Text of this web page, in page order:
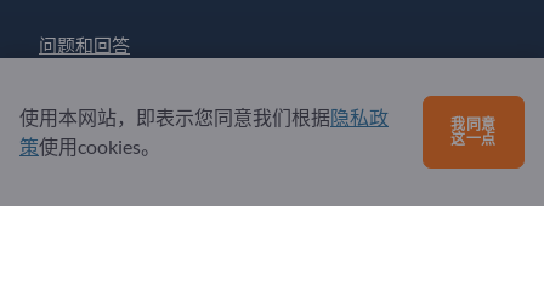
问题和回答
关于我们
使用本网站，即表示您同意我们根据隐私政
策使用cookies。
我同意
这一点